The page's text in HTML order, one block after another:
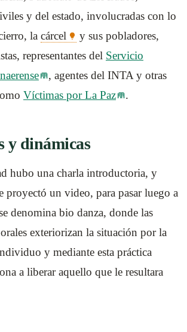
y del estado, involucradas con lo
la cárcel
y sus pobladores,
representantes del Servicio
, agentes del INTA y otras
Víctimas por La Paz .
y dinámicas
hubo una charla introductoria, y
proyectó un video, para pasar luego a
denomina bio danza, donde las
exteriorizan la situación por la
y mediante esta práctica
a liberar aquello que le resultara